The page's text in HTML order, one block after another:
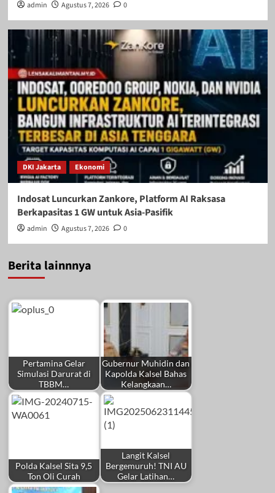
admin Agustus 7, 2026 0
DKI Jakarta Ekonomi
Indosat Luncurkan Zankore, Platform AI Raksasa
Berkapasitas 1 GW untuk Asia-Pasifik
admin Agustus 7, 2026 0
Berita lainnnya
Pertamina Gelar
Simulasi Darurat di
TBBM…
Gubernur Muhidin dan
Kapolda Kalsel Bahas
Kelangkaan…
Polda Kalsel Sita 9,5
Ton Oli Curah
Langit Kalsel
Bergemuruh! TNI AU
Gelar Latihan…